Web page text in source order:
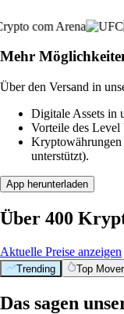
Mehr
Über den Versand in
Digitale Assets in
Vorteile des Level
Kryptowährungen
unterstützt).
App herunterladen
Über 400
Aktuelle Preise anzeigen
Trending Top
Das sagen